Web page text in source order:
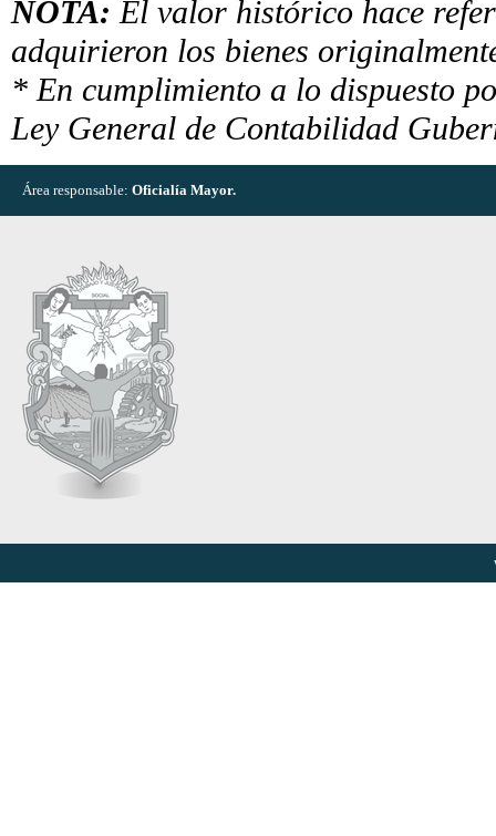
NOTA: El valor histórico hace
adquirieron los bienes
* En cumplimiento a lo dispuesto
Ley General de Contabilidad
Área responsable: Oficialía Mayor.